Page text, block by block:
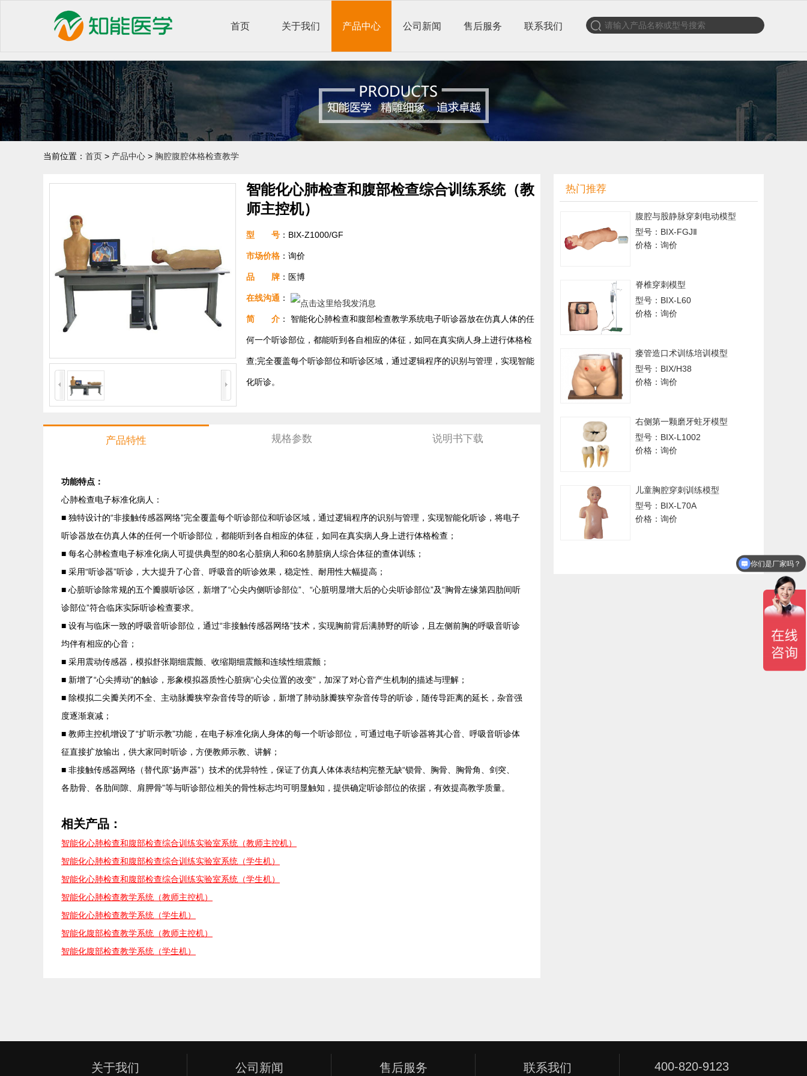
首页 关于我们 产品中心 公司新闻 售后服务 联系我们
当前位置： 首页 > 产品中心 > 胸腔腹腔体格检查教学
智能化心肺检查和腹部检查综合训练系统（教
师主控机）
型 号 ：BIX-Z1000/GF
市场价格 ：询价
品 牌 ：医博
在线沟通 ：
简 介 ： 智能化心肺检查和腹部检查教学系统电子听诊器放在仿真人体的任
何一个听诊部位，都能听到各自相应的体征，如同在真实病人身上进行体格检
查;完全覆盖每个听诊部位和听诊区域，通过逻辑程序的识别与管理，实现智能
化听诊。
产品特性 规格参数 说明书下载
功能特点：
心肺检查电子标准化病人：
■ 独特设计的“非接触传感器网络”完全覆盖每个听诊部位和听诊区域，通过逻辑程序的识别与管理，实现智能化听诊，将电子
听诊器放在仿真人体的任何一个听诊部位，都能听到各自相应的体征，如同在真实病人身上进行体格检查；
■ 每名心肺检查电子标准化病人可提供典型的80名心脏病人和60名肺脏病人综合体征的查体训练；
■ 采用“听诊器”听诊，大大提升了心音、呼吸音的听诊效果，稳定性、耐用性大幅提高；
■ 心脏听诊除常规的五个瓣膜听诊区，新增了“心尖内侧听诊部位”、“心脏明显增大后的心尖听诊部位”及“胸骨左缘第四肋间听
诊部位”符合临床实际听诊检查要求。
■ 设有与临床一致的呼吸音听诊部位，通过“非接触传感器网络”技术，实现胸前背后满肺野的听诊，且左侧前胸的呼吸音听诊
均伴有相应的心音；
■ 采用震动传感器，模拟舒张期细震颤、收缩期细震颤和连续性细震颤；
■ 新增了“心尖搏动”的触诊，形象模拟器质性心脏病“心尖位置的改变”，加深了对心音产生机制的描述与理解；
■ 除模拟二尖瓣关闭不全、主动脉瓣狭窄杂音传导的听诊，新增了肺动脉瓣狭窄杂音传导的听诊，随传导距离的延长，杂音强
度逐渐衰减；
■ 教师主控机增设了“扩听示教”功能，在电子标准化病人身体的每一个听诊部位，可通过电子听诊器将其心音、呼吸音听诊体
征直接扩放输出，供大家同时听诊，方便教师示教、讲解；
■ 非接触传感器网络（替代原“扬声器”）技术的优异特性，保证了仿真人体体表结构完整无缺“锁骨、胸骨、胸骨角、剑突、
各肋骨、各肋间隙、肩胛骨”等与听诊部位相关的骨性标志均可明显触知，提供确定听诊部位的依据，有效提高教学质量。
相关产品：
智能化心肺检查和腹部检查综合训练实验室系统（教师主控机）
智能化心肺检查和腹部检查综合训练实验室系统（学生机）
智能化心肺检查和腹部检查综合训练实验室系统（学生机）
智能化心肺检查教学系统（教师主控机）
智能化心肺检查教学系统（学生机）
智能化腹部检查教学系统（教师主控机）
智能化腹部检查教学系统（学生机）
热门推荐
腹腔与股静脉穿刺电动模型
型号：BIX-FGJⅡ
价格：询价
脊椎穿刺模型
型号：BIX-L60
价格：询价
瘘管造口术训练培训模型
型号：BIX/H38
价格：询价
右侧第一颗磨牙蛀牙模型
型号：BIX-L1002
价格：询价
儿童胸腔穿刺训练模型
型号：BIX-L70A
价格：询价
关于我们 公司新闻 售后服务 联系我们 400-820-9123
你们是怎么收费的呢？